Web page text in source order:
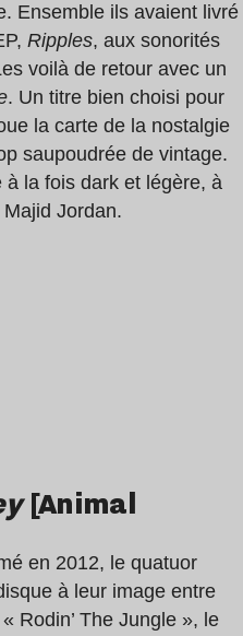
Ensemble ils avaient livré
Ripples, aux sonorités
voilà de retour avec un
. Un titre bien choisi pour
la carte de la nostalgie
saupoudrée de vintage.
la fois dark et légère, à
Majid Jordan.
[Animal
en 2012, le quatuor
à leur image entre
Rodin’ The Jungle », le